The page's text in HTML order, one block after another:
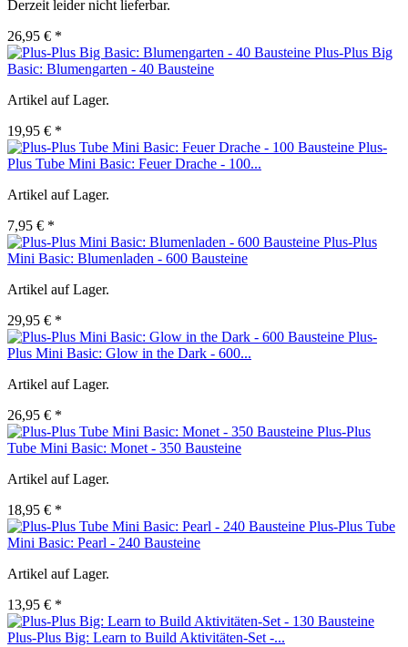
Derzeit leider nicht lieferbar.
26,95 € *
Plus-Plus Big
Basic: Blumengarten - 40 Bausteine
Artikel auf Lager.
19,95 € *
Plus-
Plus Tube Mini Basic: Feuer Drache - 100...
Artikel auf Lager.
7,95 € *
Plus-Plus
Mini Basic: Blumenladen - 600 Bausteine
Artikel auf Lager.
29,95 € *
Plus-
Plus Mini Basic: Glow in the Dark - 600...
Artikel auf Lager.
26,95 € *
Plus-Plus
Tube Mini Basic: Monet - 350 Bausteine
Artikel auf Lager.
18,95 € *
Plus-Plus Tube
Mini Basic: Pearl - 240 Bausteine
Artikel auf Lager.
13,95 € *
Plus-Plus Big: Learn to Build Aktivitäten-Set -...